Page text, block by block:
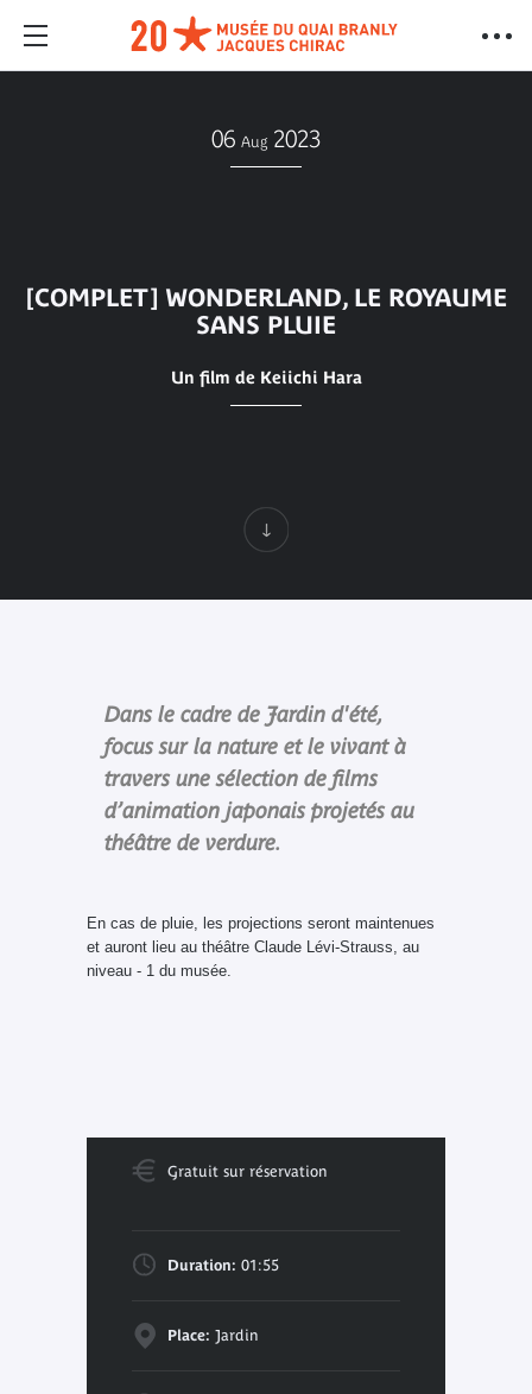
06 Aug 2023
[COMPLET] WONDERLAND, LE ROYAUME
SANS PLUIE
Un film de Keiichi Hara
Dans le cadre de Jardin d'été,
focus sur la nature et le vivant à
travers une sélection de films
d’animation japonais projetés au
théâtre de verdure.
En cas de pluie, les projections seront maintenues
et auront lieu au théâtre Claude Lévi-Strauss, au
niveau - 1 du musée.
Gratuit sur réservation
Duration: 01:55
Place: Jardin